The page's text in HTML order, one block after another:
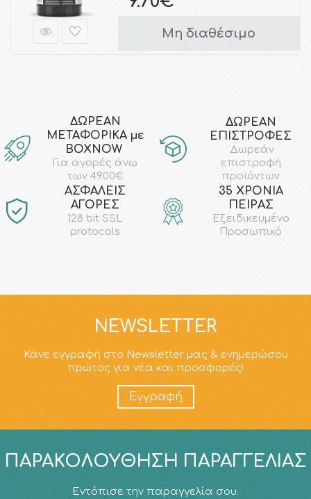
Μη διαθέσιμο
ΔΩΡΕΑΝ
ΜΕΤΑΦΟΡΙΚΑ με
ΒΟΧΝΟW
Για αγορές άνω
των 49.00€
ΔΩΡΕΑΝ
ΕΠΙΣΤΡΟΦΕΣ
Δωρεάν
επιστροφή
προϊόντων
AΣΦΑΛΕΙΣ
ΑΓΟΡΕΣ
128 bit SSL
protocols
35 ΧΡΟΝΙΑ
ΠΕΙΡΑΣ
Εξειδικευμένο
Προσωπικό
NEWSLETTER
Κάνε εγγραφή στο Newsletter μας & ενημερώσου
πρώτος για νέα και προσφορές!
Εγγραφή
ΠΑΡΑΚΟΛΟΎΘΗΣΗ ΠΑΡΑΓΓΕΛΊΑΣ
Εντόπισε την παραγγελία σου.